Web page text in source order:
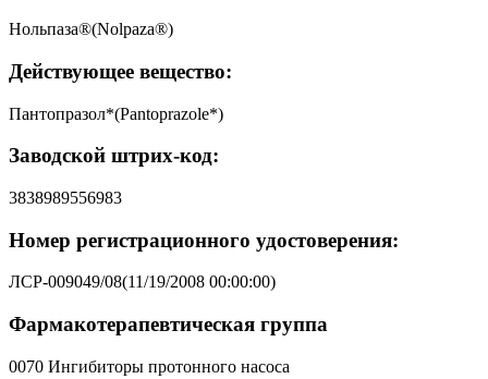
Нольпаза®(Nolpaza®)
Действующее вещество:
Пантопразол*(Pantoprazole*)
Заводской штрих-код:
3838989556983
Номер регистрационного удостоверения:
ЛСР-009049/08(11/19/2008 00:00:00)
Фармакотерапевтическая группа
0070 Ингибиторы протонного насоса